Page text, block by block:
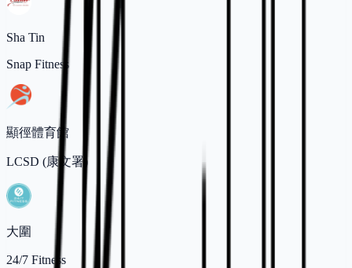
Sha Tin
Snap Fitness
顯徑體育館
LCSD (康文署)
大圍
24/7 Fitness